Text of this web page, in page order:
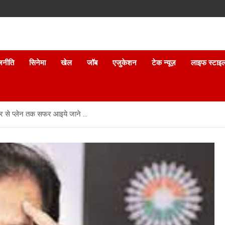
सिनेमा खेल जॉब एजुकेशन टेक न्यूज़ लाइफ
से प्लेन तक सफर आइये जाने …